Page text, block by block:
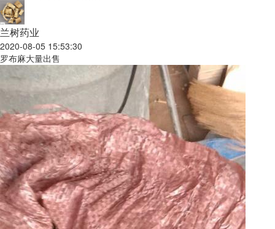
兰树药业
2020-08-05 15:53:30
罗布麻大量出售